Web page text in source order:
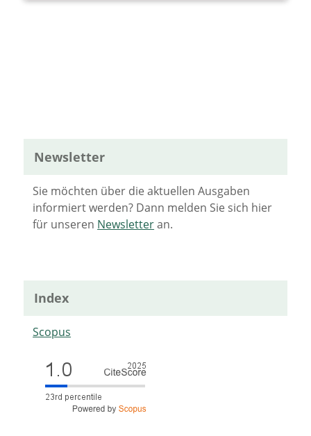
Newsletter
Sie möchten über die aktuellen Ausgaben
informiert werden? Dann melden Sie sich hier
für unseren Newsletteran.
Index
Scopus